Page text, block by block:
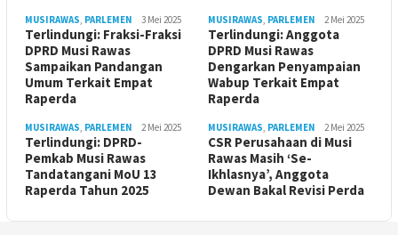
MUSIRAWAS, PARLEMEN 3 Mei 2025
Terlindungi: Fraksi-Fraksi
DPRD Musi Rawas
Sampaikan Pandangan
Umum Terkait Empat
Raperda
MUSIRAWAS, PARLEMEN 2 Mei 2025
Terlindungi: Anggota
DPRD Musi Rawas
Dengarkan Penyampaian
Wabup Terkait Empat
Raperda
MUSIRAWAS, PARLEMEN 2 Mei 2025
Terlindungi: DPRD-
Pemkab Musi Rawas
Tandatangani MoU 13
Raperda Tahun 2025
MUSIRAWAS, PARLEMEN 2 Mei 2025
CSR Perusahaan di Musi
Rawas Masih ‘Se-
Ikhlasnya’, Anggota
Dewan Bakal Revisi Perda ‎